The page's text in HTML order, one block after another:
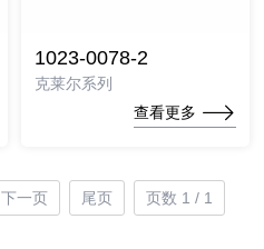
1023-0078-2
克莱尔系列
查看更多
下一页 尾页 页数 1 / 1